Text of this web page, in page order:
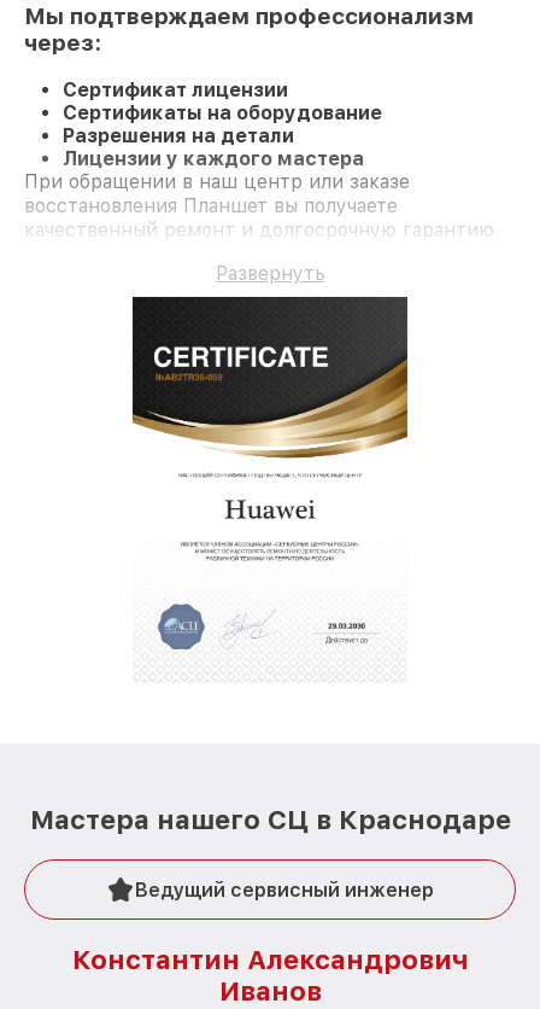
Мы подтверждаем профессионализм
через:
Сертификат лицензии
Сертификаты на оборудование
Разрешения на детали
Лицензии у каждого мастера
При обращении в наш центр или заказе
восстановления Планшет вы получаете
качественный ремонт и долгосрочную гарантию
Развернуть
Мастера нашего СЦ в Краснодаре
Ведущий сервисный инженер
Константин Александрович
Иванов